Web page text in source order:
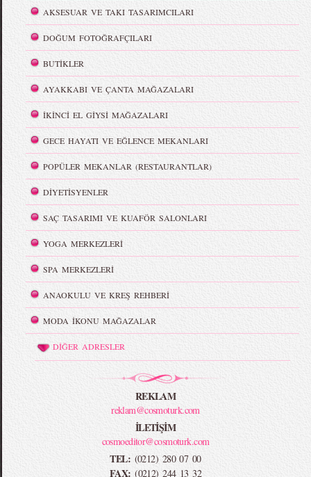
AKSESUAR VE TAKI TASARIMCILARI
DOĞUM FOTOĞRAFÇILARI
BUTİKLER
AYAKKABI VE ÇANTA MAĞAZALARI
İKİNCİ EL GİYSİ MAĞAZALARI
GECE HAYATI VE EĞLENCE MEKANLARI
POPÜLER MEKANLAR (RESTAURANTLAR)
DİYETİSYENLER
SAÇ TASARIMI VE KUAFÖR SALONLARI
YOGA MERKEZLERİ
SPA MERKEZLERİ
ANAOKULU VE KREŞ REHBERİ
MODA İKONU MAĞAZALAR
DİĞER ADRESLER
REKLAM
reklam@cosmoturk.com
İLETİŞİM
cosmoeditor@cosmoturk.com
TEL: (0212) 280 07 00
FAX: (0212) 244 13 32